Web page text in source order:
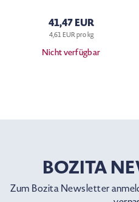
41,47 EUR
4,61 EUR pro kg
Nicht verfügbar
BOZITA
Zum Bozita Newsletter